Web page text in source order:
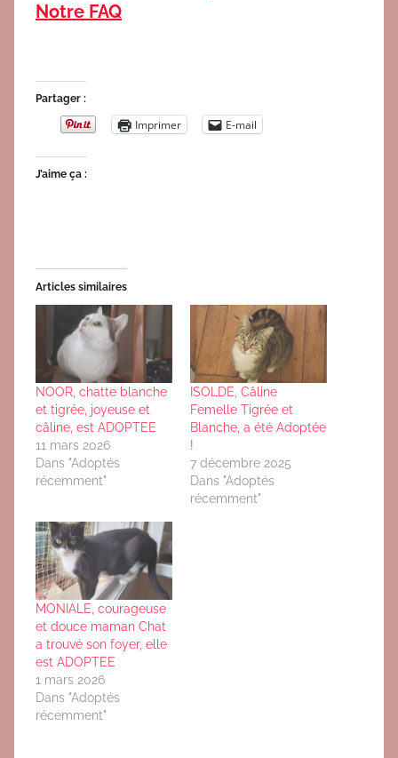
Notre FAQ
Partager :
Imprimer E-mail
J’aime ça :
Articles similaires
NOOR, chatte blanche
et tigrée, joyeuse et
câline, est ADOPTEE
11 mars 2026
Dans "Adoptés
récemment"
ISOLDE, Câline
Femelle Tigrée et
Blanche, a été Adoptée
!
7 décembre 2025
Dans "Adoptés
récemment"
MONIALE, courageuse
et douce maman Chat
a trouvé son foyer, elle
est ADOPTEE
1 mars 2026
Dans "Adoptés
récemment"